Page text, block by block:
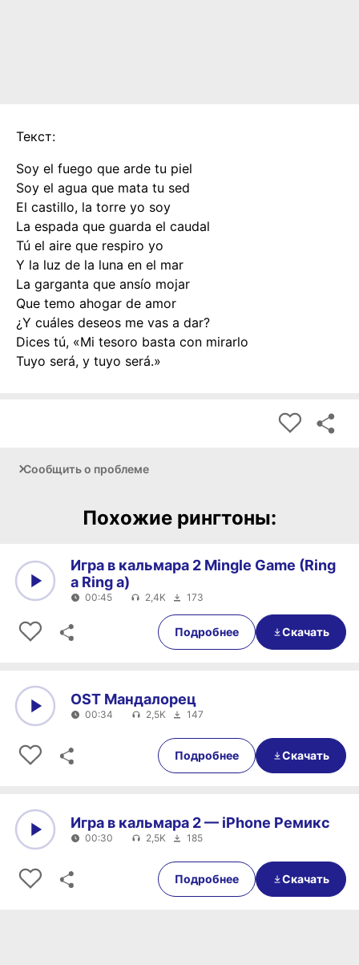
Текст:
Soy el fuego que arde tu piel
Soy el agua que mata tu sed
El castillo, la torre yo soy
La espada que guarda el caudal
Tú el aire que respiro yo
Y la luz de la luna en el mar
La garganta que ansío mojar
Que temo ahogar de amor
¿Y cuáles deseos me vas a dar?
Dices tú, «Mi tesoro basta con mirarlo
Tuyo será, y tuyo será.»
Сообщить о проблеме
Похожие рингтоны:
00:45
Игра в кальмара 2 Mingle Game (Ring
a Ring a)
00:45 2,4K 173
Подробнее Скачать
00:34
OST Мандалорец
00:34 2,5K 147
Подробнее Скачать
00:30
Игра в кальмара 2 — iPhone Ремикс
00:30 2,5K 185
Подробнее Скачать